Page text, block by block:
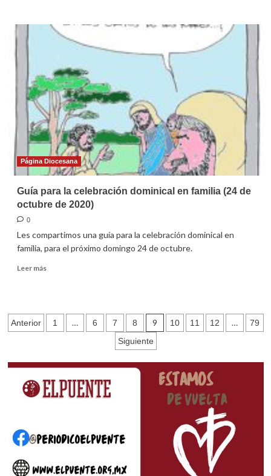
Guía
para
la
Virgen
de
Guadalupe
Página Diocesana
Guía para la celebración dominical en familia (24 de
octubre de 2020)
0
Les compartimos una guía para la celebración dominical en
familia, para el próximo domingo 24 de octubre.
Leer másLeer
para
familia
(24
de
Paginación
entradas
Anterior 1 … 6 7 8 9 10 11 12 …
79
Siguiente